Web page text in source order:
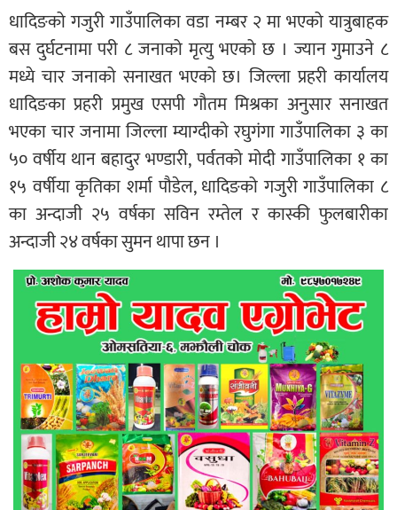
धादिङको गजुरी गाउँपालिका वडा नम्बर २ मा भएको यात्रुबाहक
बस दुर्घटनामा परी ८ जनाको मृत्यु भएको छ । ज्यान गुमाउने ८
मध्ये चार जनाको सनाखत भएको छ। जिल्ला प्रहरी कार्यालय
धादिङका प्रहरी प्रमुख एसपी गौतम मिश्रका अनुसार सनाखत
भएका चार जनामा जिल्ला म्याग्दीको रघुगंगा गाउँपालिका ३ का
५० वर्षीय थान बहादुर भण्डारी, पर्वतको मोदी गाउँपालिका १ का
१५ वर्षीया कृतिका शर्मा पौडेल, धादिङको गजुरी गाउँपालिका ८
का अन्दाजी २५ वर्षका सविन रम्तेल र कास्की फुलबारीका
अन्दाजी २४ वर्षका सुमन थापा छन ।